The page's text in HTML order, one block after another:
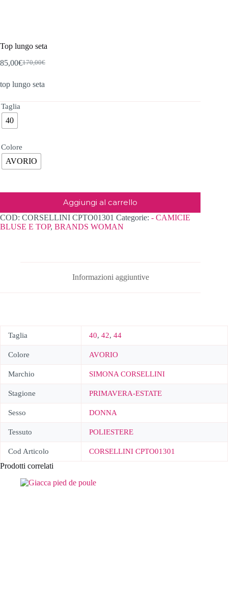
Top lungo seta
170,00€
Il
originale
85,00€Il
attuale
top lungo seta
Taglia
40
Colore
AVORIO
Aggiungi al carrello
COD: CORSELLINI CPTO01301 Categorie: - CAMICIE
BLUSE E TOP, BRANDS WOMAN
Informazioni aggiuntive
Taglia 40, 42, 44
Colore AVORIO
Marchio SIMONA CORSELLINI
Stagione PRIMAVERA-ESTATE
Sesso DONNA
Tessuto POLIESTERE
Cod Articolo CORSELLINI CPTO01301
Prodotti correlati